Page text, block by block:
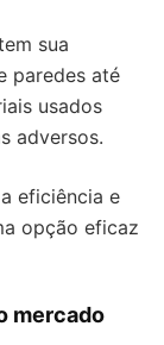
sua
paredes até
usados
adversos.
eficiência e
opção eficaz
mercado